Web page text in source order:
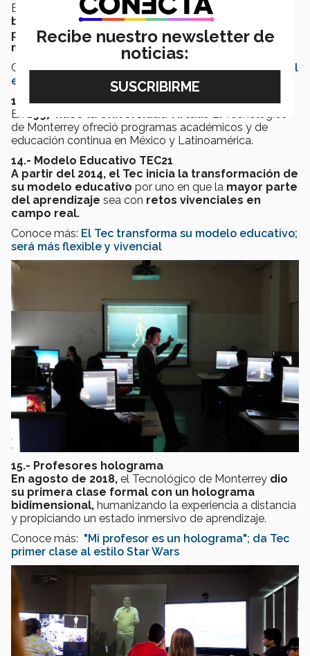
En la década de los 90, elTec instauró la primera
biblioteca digital en una universidad del
país. Actualmente el acervo cuenta concasi 2
millones de volúmenesde recursos de información.
Conoce más:8 razones para usar la Biblioteca Digital
en vez de Google
13.- La Universidad Virtual
En
de Monterrey ofreció programas académicos y de
educación continua en México y Latinoamérica.
14.- Modelo Educativo TEC21
A partir del 2014, el Tec inicia la transformación de
su modelo educativo por uno en que la mayor parte
del aprendizaje sea con retos vivenciales en
campo real.
Conoce más: El Tec transforma su modelo educativo;
será más flexible y vivencial
15.- Profesores holograma
En agosto de 2018, el Tecnológico de Monterrey dio
su primera clase formal con un holograma
bidimensional, humanizando la experiencia a distancia
y propiciando un estado inmersivo de aprendizaje.
Conoce más: "Mi profesor es un holograma"; da Tec
primer clase al estilo Star Wars
Recibe nuestro newsletter de
noticias: